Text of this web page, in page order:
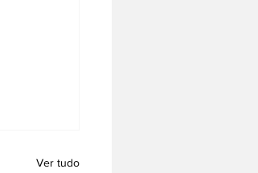
Ver tudo